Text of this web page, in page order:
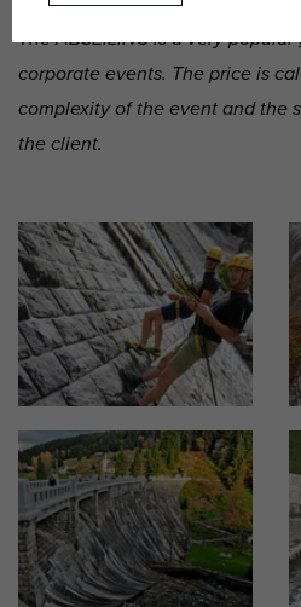
The ABSEILING is a very popular
corporate events. The price is
complexity of the event and the
the client.